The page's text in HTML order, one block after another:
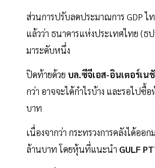
ส่วนการปรับลดประมาณการ GDP
แล้วว่า ธนาคารแห่งประเทศไทย (ธ
มาระดับหนึ่ง
ปิดท้ายด้วย บล.ซีจีเอส-อินเตอร์เน
กว่า อาจจะได้กำไรบ้าง และรอไป
บาท
เนื่องจากว่า กระทรวงการคลังได้อ
ล้านบาท โดยหุ้นที่แนะนำ GULF